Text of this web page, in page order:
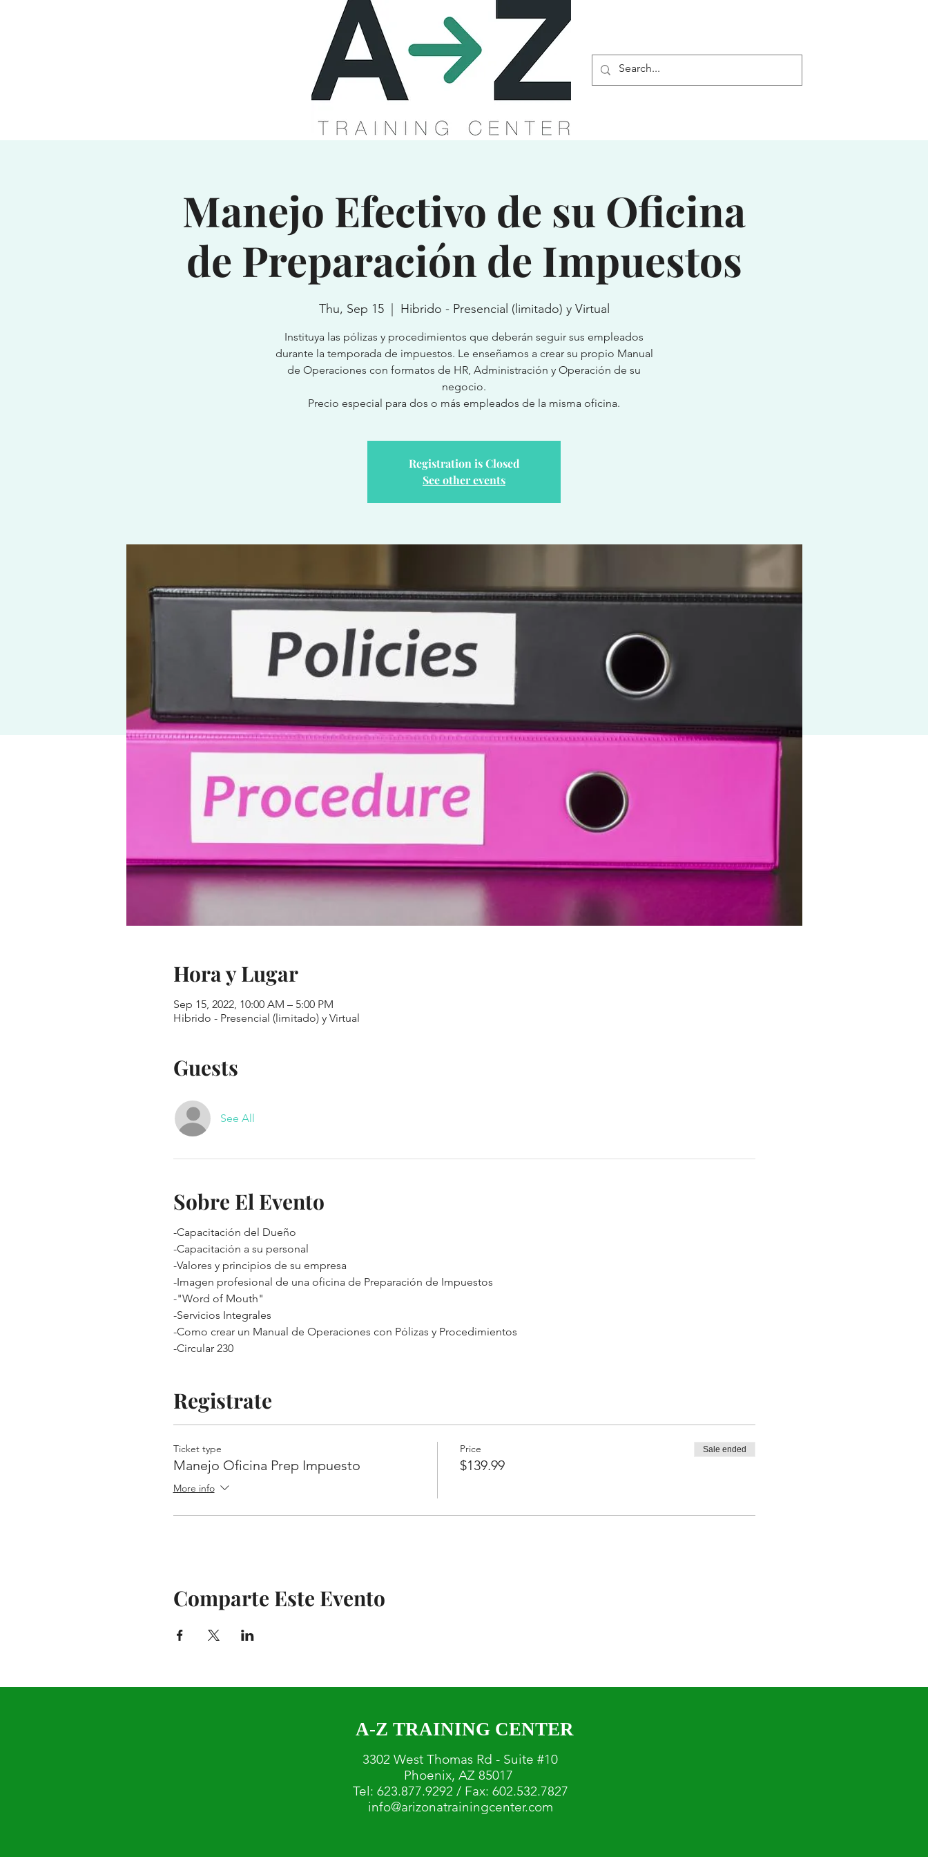
Manejo Efectivo de su Oficina
de Preparación de Impuestos
Thu, Sep 15
  |
Hibrido - Presencial (limitado) y Virtual
Instituya las pólizas y procedimientos que deberán seguir sus empleados
durante la temporada de impuestos. Le enseñamos a crear su propio Manual
de Operaciones con formatos de HR, Administración y Operación de su
negocio.
Precio especial para dos o más empleados de la misma oficina.
Registration is Closed
See other events
Hora y Lugar
Sep 15, 2022, 10:00 AM – 5:00 PM
Hibrido - Presencial (limitado) y Virtual
Guests
See All
Sobre El Evento
-Capacitación del Dueño
-Capacitación a su personal
-Valores y principios de su empresa
-Imagen profesional de una oficina de Preparación de Impuestos
-"Word of Mouth"
-Servicios Integrales
-Como crear un Manual de Operaciones con Pólizas y Procedimientos
-Circular 230
Registrate
Ticket type
Manejo Oficina Prep Impuesto
More info
Price
$139.99
Sale ended
Comparte Este Evento
A-Z TRAINING CENTER
3302 West Thomas Rd - Suite #10
Phoenix, AZ 85017
Tel: 623.877.9292 / Fax: 602.532.7827
info@arizonatrainingcenter.com